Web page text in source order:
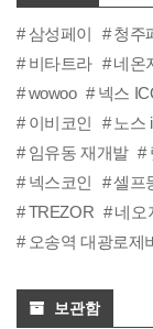
삼성페이 청주
비타트라
네온
wowoo
넥스
이비코인
노스
임유동 재개발
넥스코인
셀프
TREZOR
네오
오송역 대광로제
보관함